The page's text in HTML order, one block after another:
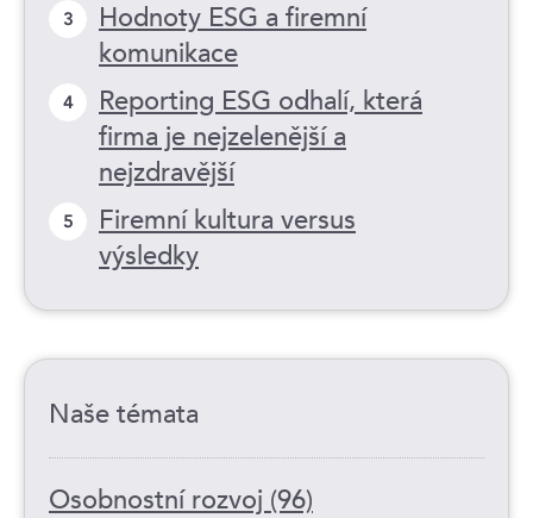
3
Hodnoty ESG a firemní
komunikace
4
Reporting ESG odhalí, která
firma je nejzelenější a
nejzdravější
5
Firemní kultura versus
výsledky
Naše témata
Osobnostní rozvoj (96)